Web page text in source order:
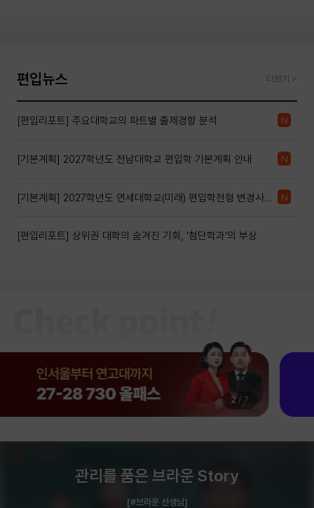
편입뉴스 더보기 >
[편입리포트] 주요대학교의 파트별 출제경향 분석
[기본계획] 2027학년도 전남대학교 편입학 기본계획 안내
[기본계획] 2027학년도 연세대학교(미래) 편입학전형 변경사항
[편입리포트] 상위권 대학의 숨겨진 기회, ‘첨단학과’의 부상
3 / 7
관리를 품은 브라운 Story
[#브라운 NOW]